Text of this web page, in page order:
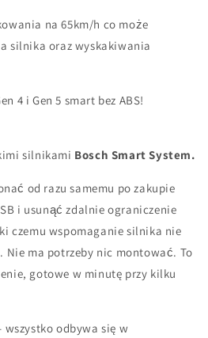
na 65km/h co może
silnika oraz wyskakiwania
4 i Gen 5 smart bez ABS!
silnikami Bosch Smart System.
od razu samemu po zakupie
i usunąć zdalnie ograniczenie
czemu wspomaganie silnika nie
Nie ma potrzeby nic montować. To
gotowe w minutę przy kilku
odbywa się w